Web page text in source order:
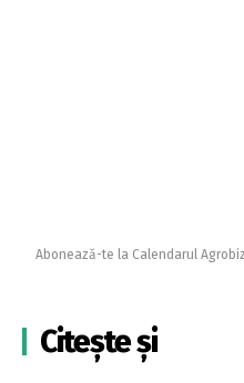
Abonează-te la Calendarul
Citește și